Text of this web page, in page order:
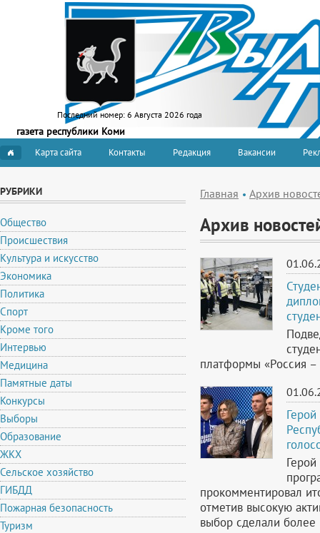
Последний номер: 6 Августа 2026 года
газета республики Коми
Карта сайта Контакты Редакция Вакансии
РУБРИКИ
Общество
Происшествия
Культура и искусство
Экономика
Политика
Спорт
Кроме того
Интервью
Медицина
Памятные даты
Конкурсы
Выборы
Образование
ЖКХ
Сельское хозяйство
ГИБДД
Пожарная безопасность
Туризм
Главная Архив
Архив
платформы «Россия –
прокомментировал
отметив высокую
выбор сделали